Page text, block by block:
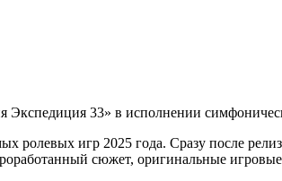
Экспедиция 33» в исполнении
игр 2025 года. Сразу после
сюжет, оригинальные